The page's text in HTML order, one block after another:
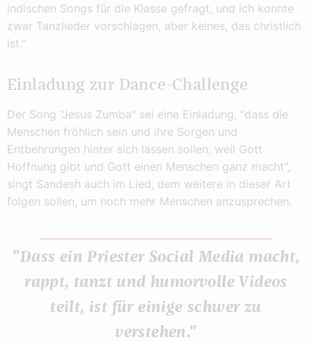
indischen Songs für die Klasse gefragt, und ich konnte
zwar Tanzlieder vorschlagen, aber keines, das christlich
ist."
Einladung zur Dance-Challenge
Der Song "Jesus Zumba" sei eine Einladung, "dass die
Menschen fröhlich sein und ihre Sorgen und
Entbehrungen hinter sich lassen sollen, weil Gott
Hoffnung gibt und Gott einen Menschen ganz macht",
singt Sandesh auch im Lied, dem weitere in dieser Art
folgen sollen, um noch mehr Menschen anzusprechen.
"Dass ein Priester Social Media macht,
rappt, tanzt und humorvolle Videos
teilt, ist für einige schwer zu
verstehen."